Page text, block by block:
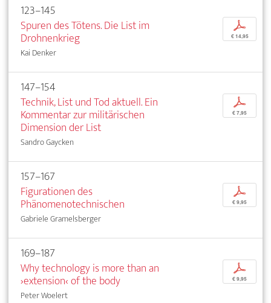
123–145
Spuren des Tötens. Die List im
Drohnenkrieg
Kai Denker
p
€ 14,95
147–154
Technik, List und Tod aktuell. Ein
Kommentar zur militärischen
Dimension der List
Sandro Gaycken
p
€ 7,95
157–167
Figurationen des
Phänomenotechnischen
Gabriele Gramelsberger
p
€ 9,95
169–187
Why technology is more than an
›extension‹ of the body
Peter Woelert
p
€ 9,95